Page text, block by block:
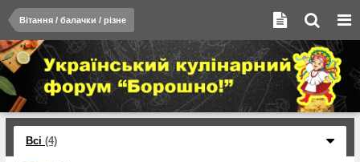
Вітання / балачки / різне
Всі (4)